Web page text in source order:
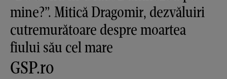
mine?”. Mitică Dragomir, dezvăluiri
cutremurătoare despre moartea
fiului său cel mare
GSP.ro